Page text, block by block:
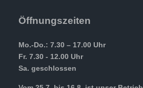
Öffnungszeiten
Mo.-Do.: 7.30 – 17.00 Uhr
Fr. 7.30 - 12.00 Uhr
Sa. geschlossen